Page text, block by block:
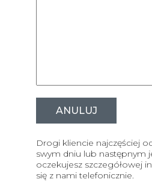
ANULUJ
Drogi kliencie najczęściej
swym dniu lub następnym
oczekujesz szczegółowej
się z nami telefonicznie.